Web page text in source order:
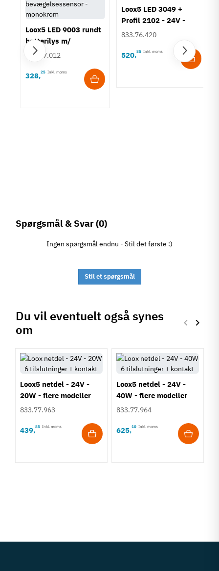
Loox5 LED 9003 rundt
batterilys m/
bevægelsessensor -
833.87.012
328,25 Inkl. moms
Loox5 LED 3049 +
Profil 2102 - 24V -
Multi-hvid
833.76.420
520,85 Inkl. moms
Spørgsmål & Svar(0)
Ingen spørgsmål endnu - Stil det første :)
Stil et spørgsmål
Du vil eventuelt også synes
om
Forrige
keyboard_arrow_left Næste
keyboard_arrow_right
Loox5 netdel - 24V -
20W - flere modeller
833.77.963
439,85 Inkl. moms
Loox5 netdel - 24V -
40W - flere modeller
833.77.964
625,10 Inkl. moms